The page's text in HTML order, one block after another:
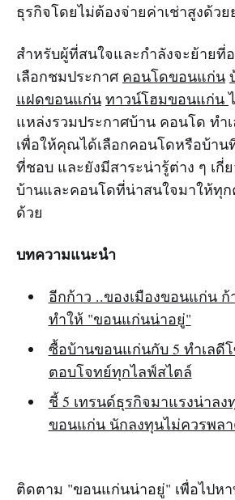
ธุรกิจโดยไม่ต้องจ่ายค่าเช่าสูงด้วย
สำหรับผู้ที่สนใจและกำลังจะย้ายที่
เลือกชมประกาศ คอนโดขอนแก่น
แฝดขอนแก่น ทาวน์โฮมขอนแก่น
แหล่งรวมประกาศบ้าน คอนโด ทำ
เพื่อให้คุณได้เลือกคอนโดหรือบ้า
ที่ชอบ และยังมีสาระน่ารู้ต่าง ๆ เกี่
บ้านและคอนโดที่น่าสนใจมาให้ทุ
ด้วย
บทความแนะนำ
อีกก้าว ..ของเมืองขอนแก่น
ทำให้ "ขอนแก่นน่าอยู่"
ซื้อบ้านขอนแก่นกับ 5 ทำเลดี
ตอบโจทย์ทุกไลฟ์สไตล์
ชี้ 5 เทรนด์ธุรกิจมาแรงน่าล
ขอนแก่น นักลงทุนไม่ควรพล
ติดตาม "ขอนแก่นน่าอยู่" เพื่อไปห